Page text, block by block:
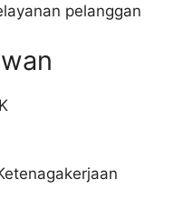
pelanggan